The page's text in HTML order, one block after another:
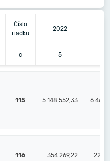
Číslo
riadku
2022
c 5
115 5 148 552,33 6 467
116 354 269,22 221